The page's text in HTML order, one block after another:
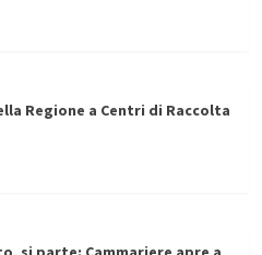
Regione a Centri di Raccolta